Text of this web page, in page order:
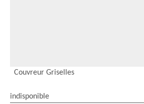
Couvreur Griselles
indisponible